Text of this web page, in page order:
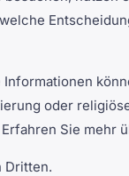
Informationen
oder
Sie mehr
Dritten.